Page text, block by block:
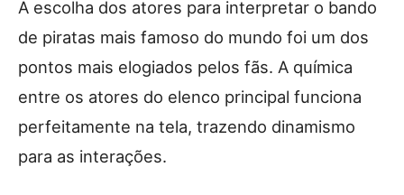
A escolha dos atores para interpretar o bando
de piratas mais famoso do mundo foi um dos
pontos mais elogiados pelos fãs. A química
entre os atores do elenco principal funciona
perfeitamente na tela, trazendo dinamismo
para as interações.